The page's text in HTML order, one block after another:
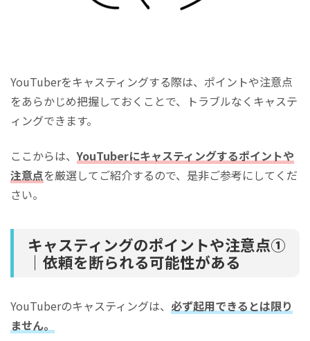
YouTuberをキャスティングする際は、ポイントや注意点
をあらかじめ把握しておくことで、トラブルなくキャステ
ィングできます。
ここからは、YouTuberにキャスティングするポイントや
注意点を厳選してご紹介するので、是非ご参考にしてくだ
さい。
キャスティングのポイントや注意点①
｜依頼を断られる可能性がある
YouTuberのキャスティングは、 必ず起用できるとは限り
ません。